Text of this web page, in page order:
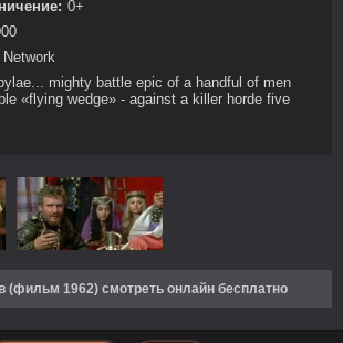
0+
mighty battle epic of a handful of men
«flying wedge» - against a killer horde five
(фильм 1962) смотреть онлайн бесплатно